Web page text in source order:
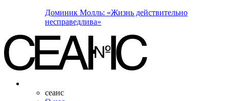
Доминик Молль: «Жизнь действительно
несправедлива»
сеанс